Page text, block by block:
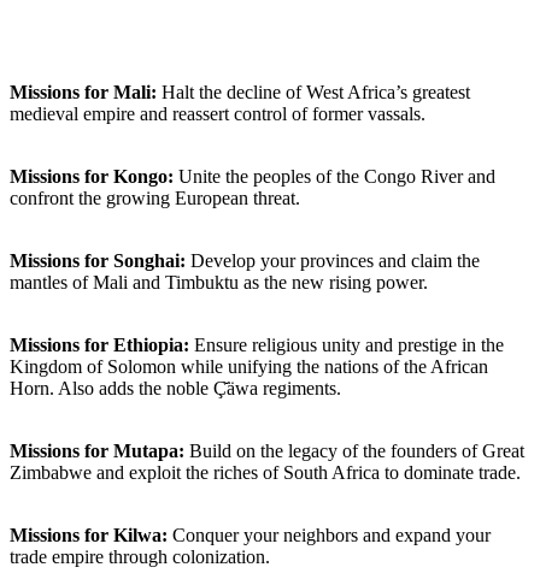
Missions for Mali: Halt the decline of West Africa’s greatest
medieval empire and reassert control of former vassals.
Missions for Kongo: Unite the peoples of the Congo River and
confront the growing European threat.
Missions for Songhai: Develop your provinces and claim the
mantles of Mali and Timbuktu as the new rising power.
Missions for Ethiopia: Ensure religious unity and prestige in the
Kingdom of Solomon while unifying the nations of the African
Horn. Also adds the noble Ç̌äwa regiments.
Missions for Mutapa: Build on the legacy of the founders of Great
Zimbabwe and exploit the riches of South Africa to dominate trade.
Missions for Kilwa: Conquer your neighbors and expand your
trade empire through colonization.